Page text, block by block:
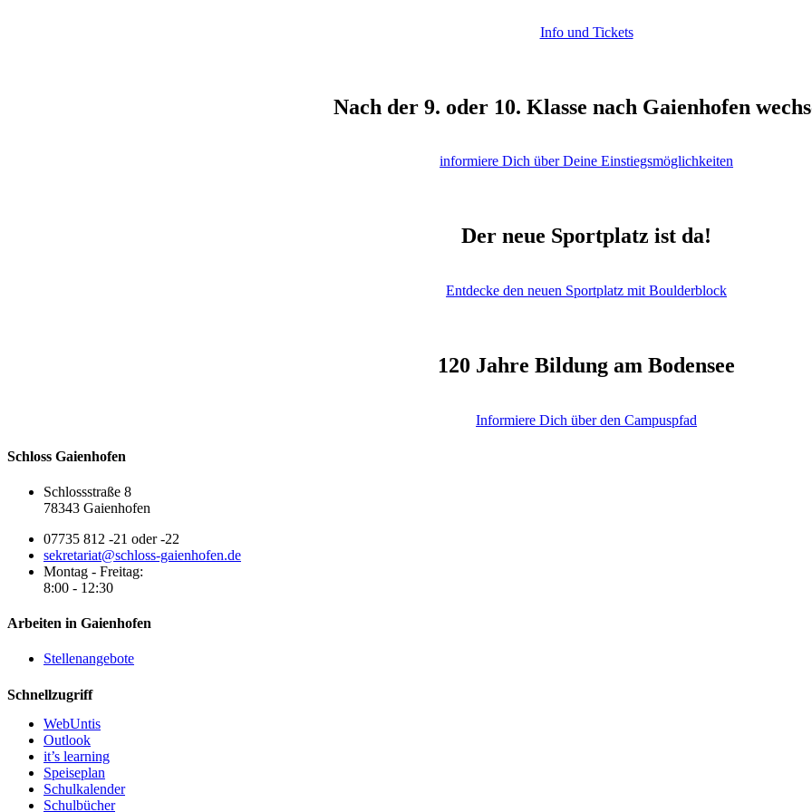
Info und Tickets
Nach der 9. oder 10. Klasse nach Gaienhofen
informiere Dich über Deine Einstiegsmöglichkeiten
Der neue Sportplatz ist da!
Entdecke den neuen Sportplatz mit Boulderblock
120 Jahre Bildung am Bodensee
Informiere Dich über den Campuspfad
Schloss Gaienhofen
Schlossstraße 8
78343 Gaienhofen
07735 812 -21 oder -22
sekretariat@schloss-gaienhofen.de
Montag - Freitag:
8:00 - 12:30
Arbeiten in Gaienhofen
Stellenangebote
Schnellzugriff
WebUntis
Outlook
it’s learning
Speiseplan
Schulkalender
Schulbücher